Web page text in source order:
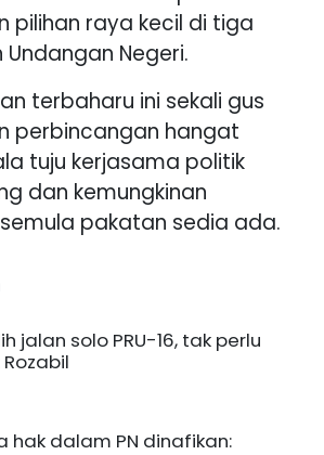
pilihan raya kecil di tiga
Undangan Negeri.
terbaharu ini sekali gus
perbincangan hangat
tuju kerjasama politik
dan kemungkinan
pakatan sedia ada.
jalan solo PRU-16, tak perlu
hak dalam PN dinafikan: